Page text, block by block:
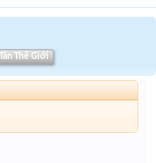
Thế Giới